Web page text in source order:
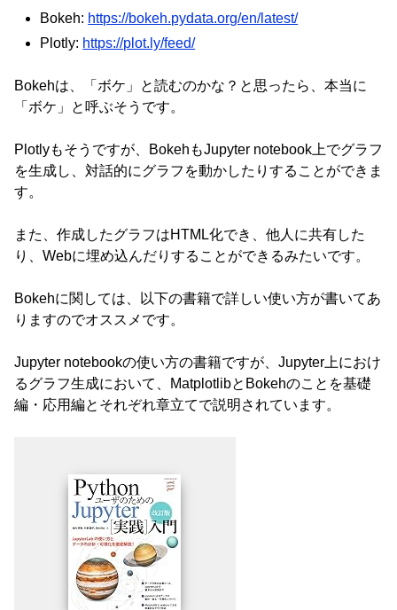
Bokeh: https://bokeh.pydata.org/en/latest/
Plotly: https://plot.ly/feed/
Bokehは、「ボケ」と読むのかな？と思ったら、本当に
「ボケ」と呼ぶそうです。
Plotlyもそうですが、BokehもJupyter notebook上でグラフ
を生成し、対話的にグラフを動かしたりすることができま
す。
また、作成したグラフはHTML化でき、他人に共有した
り、Webに埋め込んだりすることができるみたいです。
Bokehに関しては、以下の書籍で詳しい使い方が書いてあ
りますのでオススメです。
Jupyter notebookの使い方の書籍ですが、Jupyter上におけ
るグラフ生成において、MatplotlibとBokehのことを基礎
編・応用編とそれぞれ章立てで説明されています。